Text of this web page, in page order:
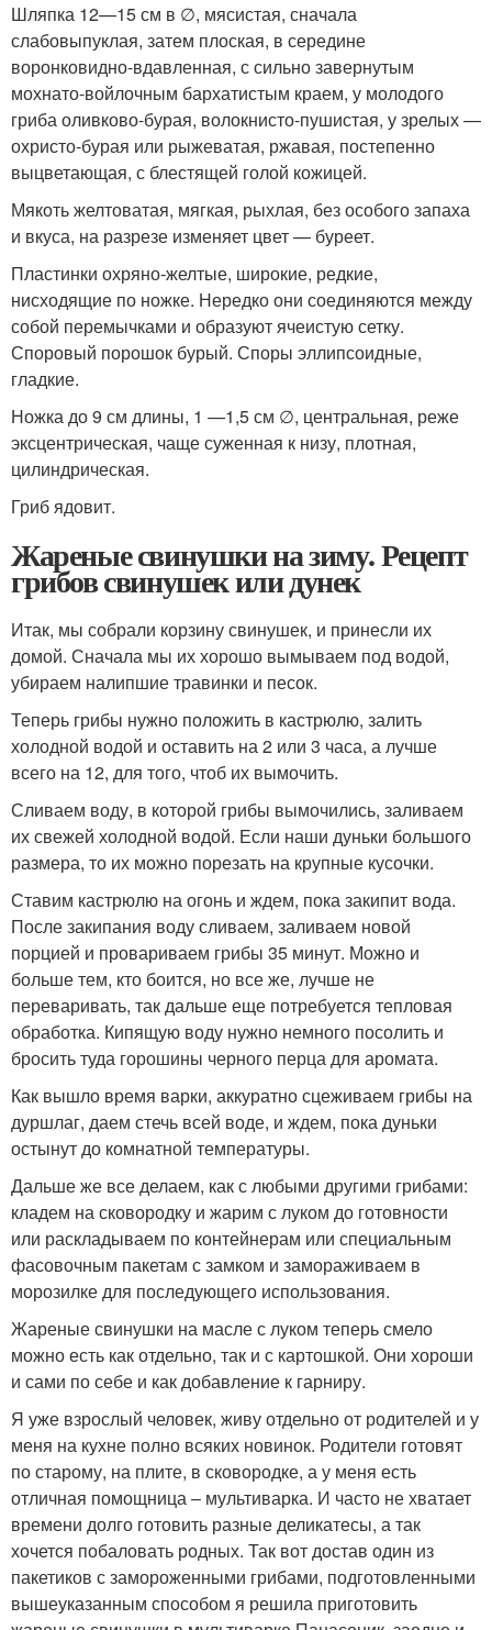
Шляпка 12—15 см в ∅, мясистая, сначала
слабовыпуклая, затем плоская, в середине
воронковидно-вдавленная, с сильно завернутым
мохнато-войлочным бархатистым краем, у молодого
гриба оливково-бурая, волокнисто-пушистая, у зрелых —
охристо-бурая или рыжеватая, ржавая, постепенно
выцветающая, с блестящей голой кожицей.
Мякоть желтоватая, мягкая, рыхлая, без особого запаха
и вкуса, на разрезе изменяет цвет — буреет.
Пластинки охряно-желтые, широкие, редкие,
нисходящие по ножке. Нередко они соединяются между
собой перемычками и образуют ячеистую сетку.
Споровый порошок бурый. Споры эллипсоидные,
гладкие.
Ножка до 9 см длины, 1 —1,5 см ∅, центральная, реже
эксцентрическая, чаще суженная к низу, плотная,
цилиндрическая.
Гриб ядовит.
Жареные свинушки на зиму. Рецепт
грибов свинушек или дунек
Итак, мы собрали корзину свинушек, и принесли их
домой. Сначала мы их хорошо вымываем под водой,
убираем налипшие травинки и песок.
Теперь грибы нужно положить в кастрюлю, залить
холодной водой и оставить на 2 или 3 часа, а лучше
всего на 12, для того, чтоб их вымочить.
Сливаем воду, в которой грибы вымочились, заливаем
их свежей холодной водой. Если наши дуньки большого
размера, то их можно порезать на крупные кусочки.
Ставим кастрюлю на огонь и ждем, пока закипит вода.
После закипания воду сливаем, заливаем новой
порцией и провариваем грибы 35 минут. Можно и
больше тем, кто боится, но все же, лучше не
переваривать, так дальше еще потребуется тепловая
обработка. Кипящую воду нужно немного посолить и
бросить туда горошины черного перца для аромата.
Как вышло время варки, аккуратно сцеживаем грибы на
дуршлаг, даем стечь всей воде, и ждем, пока дуньки
остынут до комнатной температуры.
Дальше же все делаем, как с любыми другими грибами:
кладем на сковородку и жарим с луком до готовности
или раскладываем по контейнерам или специальным
фасовочным пакетам с замком и замораживаем в
морозилке для последующего использования.
Жареные свинушки на масле с луком теперь смело
можно есть как отдельно, так и с картошкой. Они хороши
и сами по себе и как добавление к гарниру.
Я уже взрослый человек, живу отдельно от родителей и у
меня на кухне полно всяких новинок. Родители готовят
по старому, на плите, в сковородке, а у меня есть
отличная помощница – мультиварка. И часто не хватает
времени долго готовить разные деликатесы, а так
хочется побаловать родных. Так вот достав один из
пакетиков с замороженными грибами, подготовленными
вышеуказанным способом я решила приготовить